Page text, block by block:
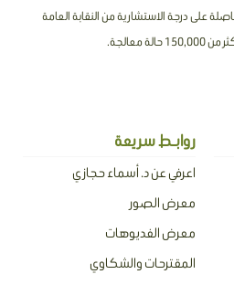
على درجة الاستشارية من النقابة العامة
روابـط سريعة
اعرفي عن د. أسماء حجازي
معرض الصور
معرض الفديوهات
المقترحات والشكاوي